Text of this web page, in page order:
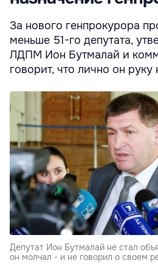
За нового генпрокурора
меньше 51-го депутата,
ЛДПМ Ион Бутмалай и
говорит, что лично он
Депутат Ион Бутмалай не стал
он молчал - и не говорил о своем